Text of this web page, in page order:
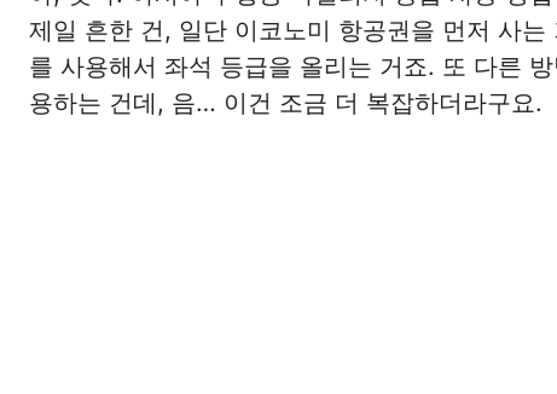
제일 흔한 건, 일단 이코노미 항공권을 먼저 사
를 사용해서 좌석 등급을 올리는 거죠. 또 다른
용하는 건데, 음… 이건 조금 더 복잡하더라구요.